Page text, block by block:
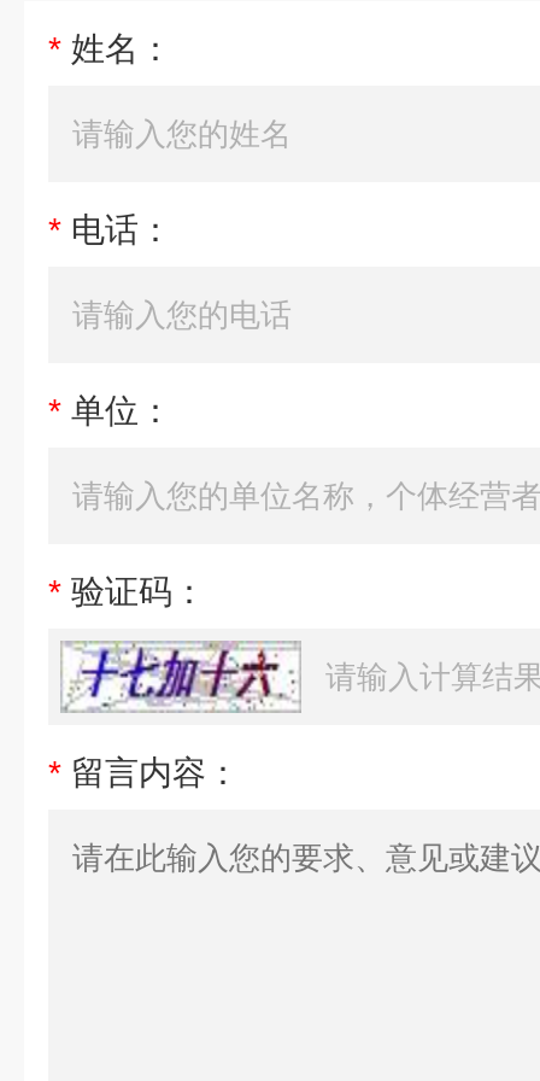
* 姓名：
* 电话：
* 单位：
* 验证码：
* 留言内容：